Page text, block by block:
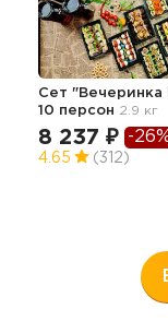
Сет
10 персон 2.9 кг
8 237 ₽ -
4.65 (312)